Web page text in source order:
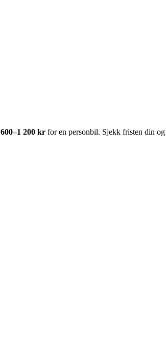
600–1 200 kr for en personbil. Sjekk fristen din